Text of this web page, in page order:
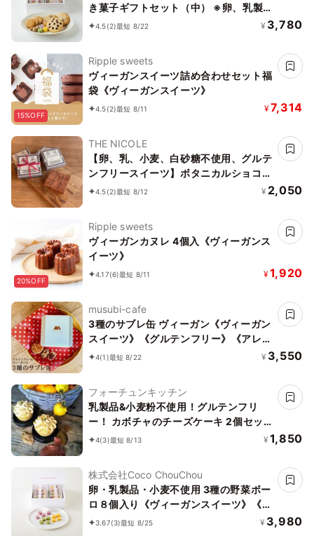
き菓子ギフトセット（中） ※卵、乳製
品、小麦粉、白砂糖不使用 《ヴィーガ
4.5(2)最短 8/22 ¥ 3,780
15%OFF
Ripple sweets
ヴィーガンスイーツ詰め合わせセット福
袋《ヴィーガンスイーツ》
4.5(2)最短 8/11 ¥7,314
THE NICOLE
【卵、乳、小麦、白砂糖不使用、グルテ
ンフリースイーツ】ボタニカルショコラ
京豆腐生チョコ 《ヴィーガンスイー
4.5(2)最短 8/12 ¥ 2,050
20%OFF
Ripple sweets
ヴィーガンカヌレ 4個入《ヴィーガンス
イーツ》
4.17(6)最短 8/11 ¥1,920
musubi-cafe
3種のサブレ缶 ヴィーガン《ヴィーガン
スイーツ》《グルテンフリー》《アレル
ギー配慮》
4(1)最短 8/22 ¥ 3,550
フォーチュンキッチン
乳製品&小麦粉不使用！グルテンフリ
ー！ カボチャのチーズケーキ 2個セッ
ト《ヴィーガンスイーツ》
4(3)最短 8/13 ¥ 1,850
株式会社Coco ChouChou
卵・乳製品・小麦不使用 3種の野菜ボー
ロ８個入り《ヴィーガンスイーツ》《グ
ルテンフリー》
3.67(3)最短 8/25 ¥ 3,980